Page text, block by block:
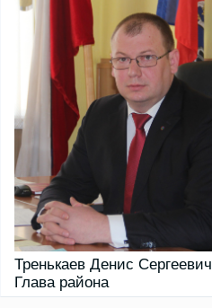
Тренькаев Денис Сергеевич
Глава района